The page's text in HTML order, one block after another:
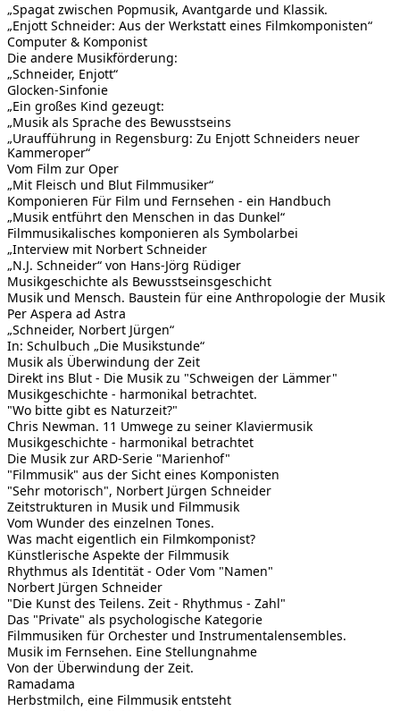
„Spagat zwischen Popmusik, Avantgarde und Klassik.
„Enjott Schneider: Aus der Werkstatt eines Filmkomponisten“
Computer & Komponist
Die andere Musikförderung:
„Schneider, Enjott“
Glocken-Sinfonie
„Ein großes Kind gezeugt:
„Musik als Sprache des Bewusstseins
„Uraufführung in Regensburg: Zu Enjott Schneiders neuer
Kammeroper“
Vom Film zur Oper
„Mit Fleisch und Blut Filmmusiker“
Komponieren Für Film und Fernsehen - ein Handbuch
„Musik entführt den Menschen in das Dunkel“
Filmmusikalisches komponieren als Symbolarbei
„Interview mit Norbert Schneider
„N.J. Schneider“ von Hans-Jörg Rüdiger
Musikgeschichte als Bewusstseinsgeschicht
Musik und Mensch. Baustein für eine Anthropologie der Musik
Per Aspera ad Astra
„Schneider, Norbert Jürgen“
In: Schulbuch „Die Musikstunde“
Musik als Überwindung der Zeit
Direkt ins Blut - Die Musik zu "Schweigen der Lämmer"
Musikgeschichte - harmonikal betrachtet.
"Wo bitte gibt es Naturzeit?"
Chris Newman. 11 Umwege zu seiner Klaviermusik
Musikgeschichte - harmonikal betrachtet
Die Musik zur ARD-Serie "Marienhof"
"Filmmusik" aus der Sicht eines Komponisten
"Sehr motorisch", Norbert Jürgen Schneider
Zeitstrukturen in Musik und Filmmusik
Vom Wunder des einzelnen Tones.
Was macht eigentlich ein Filmkomponist?
Künstlerische Aspekte der Filmmusik
Rhythmus als Identität - Oder Vom "Namen"
Norbert Jürgen Schneider
"Die Kunst des Teilens. Zeit - Rhythmus - Zahl"
Das "Private" als psychologische Kategorie
Filmmusiken für Orchester und Instrumentalensembles.
Musik im Fernsehen. Eine Stellungnahme
Von der Überwindung der Zeit.
Ramadama
Herbstmilch, eine Filmmusik entsteht